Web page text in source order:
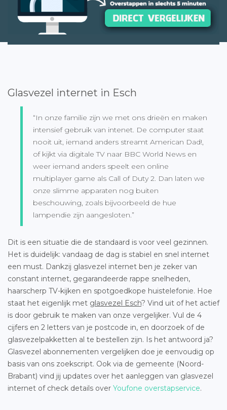
Glasvezel internet in Esch
“In onze familie zijn we met ons drieën en maken
intensief gebruik van intenet. De computer staat
nooit uit, iemand anders streamt American Dad!,
of kijkt via digitale TV naar BBC World News en
weer iemand anders speelt een online
multiplayer game als Call of Duty 2. Dan laten we
onze slimme apparaten nog buiten
beschouwing, zoals bijvoorbeeld de hue
lampendie zijn aangesloten.”
Dit is een situatie die de standaard is voor veel gezinnen.
Het is duidelijk: vandaag de dag is stabiel en snel internet
een must. Dankzij glasvezel internet ben je zeker van
constant internet, gegarandeerde rappe snelheden,
haarscherp TV-kijken en spotgoedkope huistelefonie. Hoe
staat het eigenlijk met glasvezel Esch? Vind uit of het actief
is door gebruik te maken van onze vergelijker. Vul de 4
cijfers en 2 letters van je postcode in, en doorzoek of de
glasvezelpakketten al te bestellen zijn. Is het antwoord ja?
Glasvezel abonnementen vergelijken doe je eenvoudig op
basis van ons zoekscript. Ook via de gemeente (Noord-
Brabant) vind jij updates over het aanleggen van glasvezel
internet of check details over Youfone overstapservice.